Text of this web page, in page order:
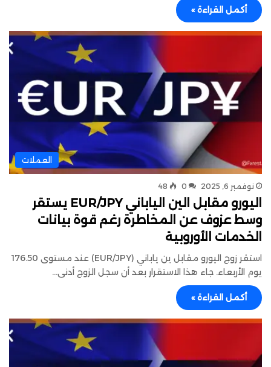
أكمل القراءة »
العملات
نوفمبر 6, 2025 0
48
اليورو مقابل الين الياباني EUR/JPY يستقر
وسط عزوف عن المخاطرة رغم قوة بيانات
الخدمات الأوروبية
استقر زوج اليورو مقابل ين ياباني (EUR/JPY) عند مستوى 176.50
يوم الأربعاء. جاء هذا الاستقرار بعد أن سجل الزوج أدنى…
أكمل القراءة »